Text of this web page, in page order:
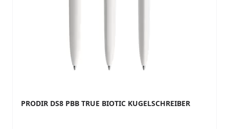
PRODIR DS8 PBB TRUE BIOTIC KUGELSCHREIBER